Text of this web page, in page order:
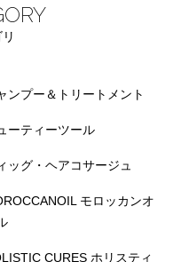
ンプー＆トリートメント
ーティーツール
ッグ・ヘアコサージュ
モロッカンオ
CURES ホリスティ